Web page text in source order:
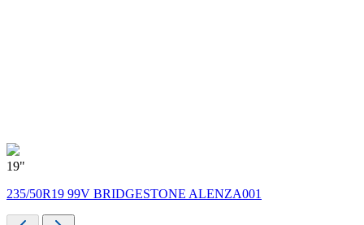
19"
235/50R19 99V BRIDGESTONE ALENZA001